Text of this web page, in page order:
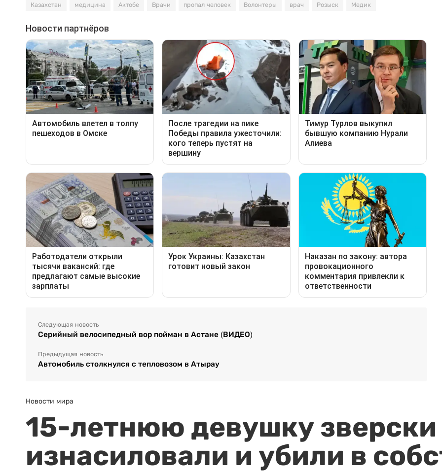
Казахстан медицина Актобе Врачи пропал человек Волонтеры врач Розыск Медик
Следующая новость
Серийный велосипедный вор пойман в Астане (ВИДЕО)
Предыдущая новость
Автомобиль столкнулся с тепловозом в Атырау
Новости мира
15-летнюю девушку зверски
изнасиловали и убили в